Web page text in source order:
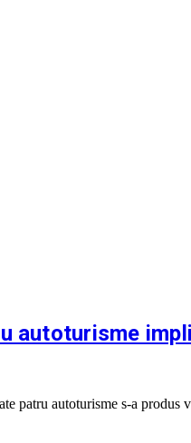
autoturisme
patru autoturisme s-a